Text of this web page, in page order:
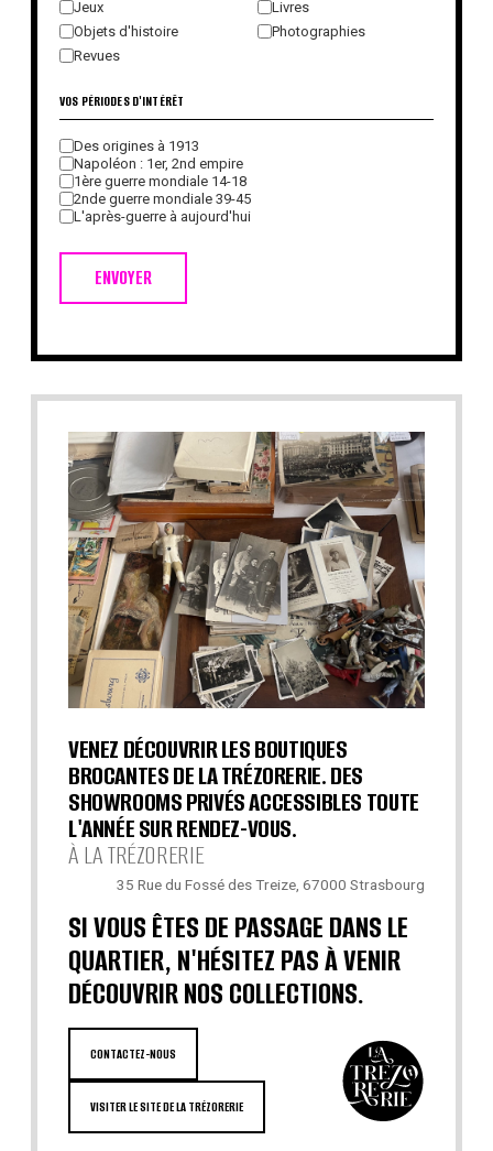
Jeux
Livres
Objets d'histoire
Photographies
Revues
ENVOYER
VOS PÉRIODES D'INTÉRÊT
Des origines à 1913
Napoléon : 1er, 2nd empire
1ère guerre mondiale 14-18
2nde guerre mondiale 39-45
L'après-guerre à aujourd'hui
VENEZ DÉCOUVRIR LES BOUTIQUES
BROCANTES DE LA TRÉZORERIE. DES
SHOWROOMS PRIVÉS ACCESSIBLES TOUTE
L'ANNÉE SUR RENDEZ-VOUS.
À LA TRÉZORERIE
35 Rue du Fossé des Treize, 67000 Strasbourg
SI VOUS ÊTES DE PASSAGE DANS LE
QUARTIER, N'HÉSITEZ PAS À VENIR
DÉCOUVRIR NOS COLLECTIONS.
CONTACTEZ-NOUS
VISITER LE SITE DE LA TRÉZORERIE